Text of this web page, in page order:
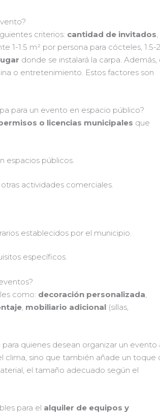
criterios: cantidad de invitados,
1-1.5 m² por persona para cócteles, 1.5-2
donde se instalará la carpa. Además,
o entretenimiento. Estos factores son
para un evento en espacio público?
o licencias municipales que
espacios públicos.
actividades comerciales.
establecidos por el municipio.
específicos.
como: decoración personalizada,
, mobiliario adicional (sillas,
quienes desean organizar un evento
clima, sino que también añade un toque
el tamaño adecuado según el
para el alquiler de equipos y